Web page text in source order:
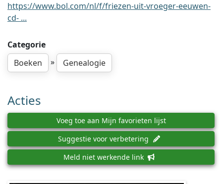
https://www.bol.com/nl/f/friezen-uit-vroeger-eeuwen-
cd- ...
Categorie
Boeken
» Genealogie
Acties
Voeg toe aan Mijn favorieten lijst
Suggestie voor verbetering
Meld niet werkende link